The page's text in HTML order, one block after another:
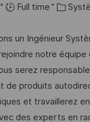
a
e
d
’
a
f
f
Full time
C
t
é
g
o
r
i
un Ingénieur
notre équipe
serez
de produits
et travaillerez
des experts en